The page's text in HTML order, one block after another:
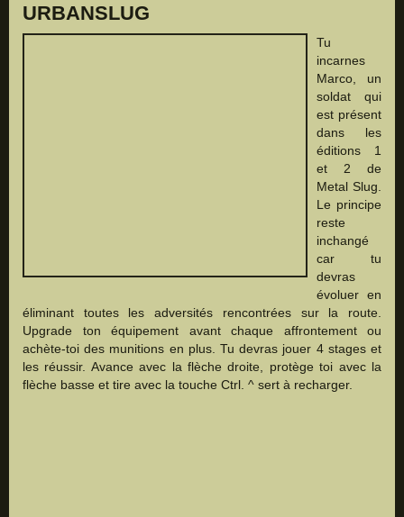
URBANSLUG
Tu
incarnes
Marco, un
soldat qui
est présent
dans les
éditions 1
et 2 de
Metal Slug.
Le principe
reste
inchangé
car tu
devras
évoluer en
éliminant toutes les adversités rencontrées sur la route.
Upgrade ton équipement avant chaque affrontement ou
achète-toi des munitions en plus. Tu devras jouer 4 stages et
les réussir. Avance avec la flèche droite, protège toi avec la
flèche basse et tire avec la touche Ctrl. ^ sert à recharger.